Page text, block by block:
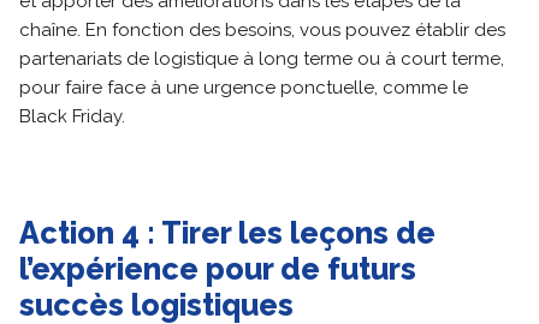
chaîne. En fonction des besoins, vous pouvez établir des
partenariats de logistique à long terme ou à court terme,
pour faire face à une urgence ponctuelle, comme le
Black Friday.
Action 4 : Tirer les leçons de
l’expérience pour de futurs
succès logistiques